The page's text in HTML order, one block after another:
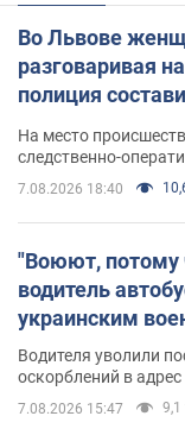
Во Львове
разговаривая
полиция
На место
следственно-
7.08.2026 18:40
"Воюют, потому
водитель
украинским
Водителя уволили
оскорблений в
7.08.2026 15:47 9,1